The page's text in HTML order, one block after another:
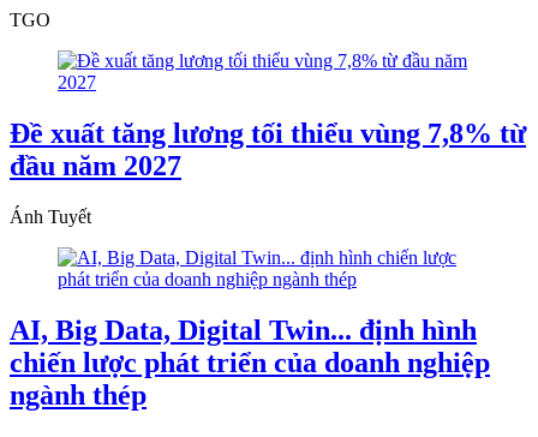
TGO
Đề xuất tăng lương tối thiểu vùng 7,8% từ
đầu năm 2027
Ánh Tuyết
AI, Big Data, Digital Twin... định hình
chiến lược phát triển của doanh nghiệp
ngành thép